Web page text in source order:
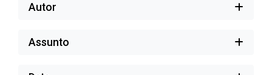
Autor
Assunto